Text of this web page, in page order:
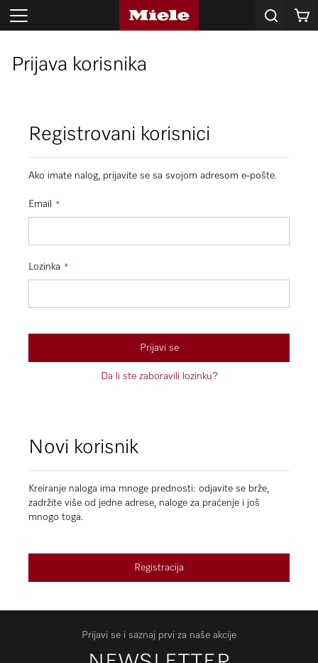
Korpa
Prijava korisnika
Registrovani korisnici
Ako imate nalog, prijavite se sa svojom adresom e-pošte.
Email
Lozinka
Prijavi se
Da li ste zaboravili lozinku?
Novi korisnik
Kreiranje naloga ima mnoge prednosti: odjavite se brže,
zadržite više od jedne adrese, naloge za praćenje i još
mnogo toga.
Registracija
Prijavi se i saznaj prvi za naše akcije